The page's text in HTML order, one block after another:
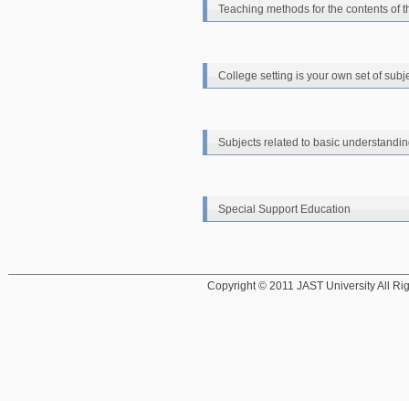
Teaching methods for the contents of
College setting is your own set of
Subjects related to basic
Special Support Education